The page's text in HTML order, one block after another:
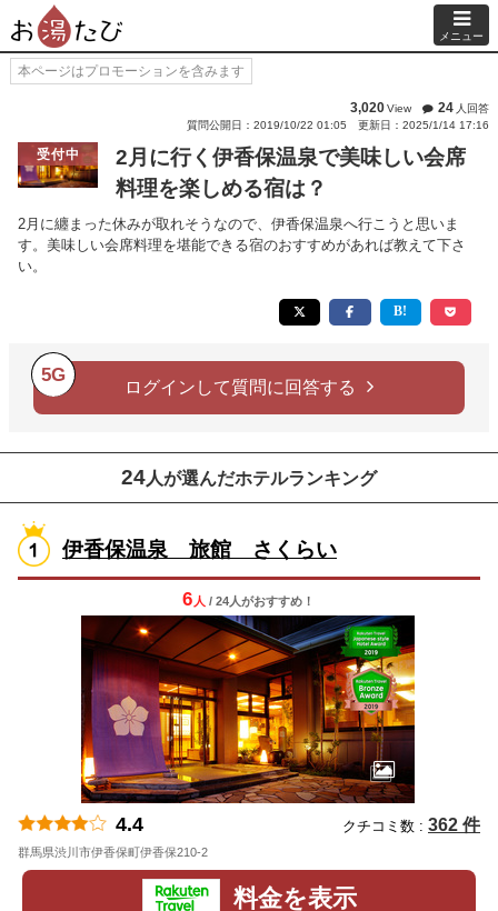
メニュー
本ページはプロモーションを含みます
3,020View 24 人回答
質問公開日：2019/10/22 01:05
更新日：2025/1/14 17:16
受付中
2月に行く伊香保温泉で美味しい会席
料理を楽しめる宿は？
2月に纏まった休みが取れそうなので、伊香保温泉へ行こうと思いま
す。美味しい会席料理を堪能できる宿のおすすめがあれば教えて下さ
い。
5G
ログインして質問に回答する
24人が選んだホテルランキング
伊香保温泉 旅館 さくらい
6 人 / 24人がおすすめ！
4.4 クチコミ数 : 362 件
群馬県渋川市伊香保町伊香保210-2
料金を表示